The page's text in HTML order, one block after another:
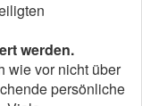
werden.
wie vor nicht über
persönliche